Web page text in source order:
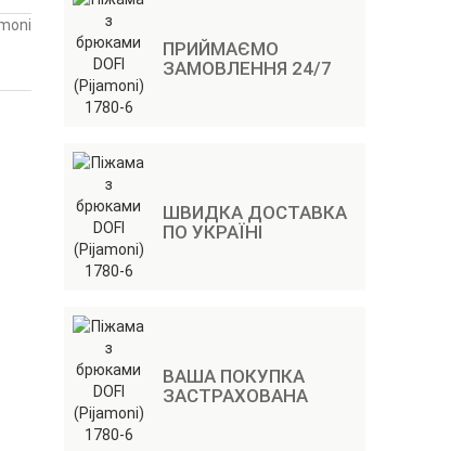
ПРИЙМАЄМО
ЗАМОВЛЕННЯ 24/7
ШВИДКА ДОСТАВКА
ПО УКРАЇНІ
ВАША ПОКУПКА
ЗАСТРАХОВАНА